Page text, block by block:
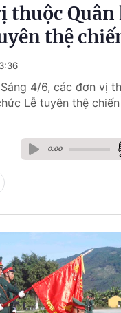
thuộc
thệ
4/6, các đơn vị
Lễ tuyên thệ
0:00